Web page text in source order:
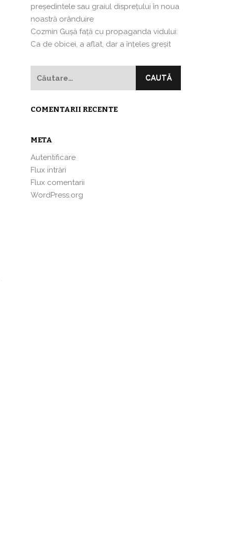
preşedintele sau graiul disprețului în noua
noastră orânduire
Cozmin Guşă faţă cu propaganda vidului:
Ca de obicei, a aflat, dar a înțeles greșit
COMENTARII RECENTE
META
Autentificare
Flux intrări
Flux comentarii
WordPress.org